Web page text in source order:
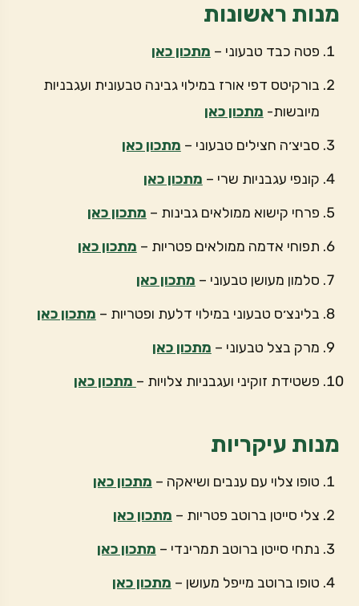
מנות ראשונות
פטה כבד טבעוני – מתכון כאן
בורקיטס דפי אורז במילוי גבינה טבעונית ועגבניות
מיובשות- מתכון כאן
סביצ׳ה חצילים טבעוני – מתכון כאן
קונפי עגבניות שרי – מתכון כאן
פרחי קישוא ממולאים גבינות – מתכון כאן
תפוחי אדמה ממולאים פטריות – מתכון כאן
סלמון מעושן טבעוני – מתכון כאן
בלינצ׳ס טבעוני במילוי דלעת ופטריות – מתכון כאן
מרק בצל טבעוני – מתכון כאן
פשטידת זוקיני ועגבניות צלויות – מתכון כאן
מנות עיקריות
טופו צלוי עם ענבים ושיאקה – מתכון כאן
צלי סייטן ברוטב פטריות – מתכון כאן
נתחי סייטן ברוטב תמרינדי – מתכון כאן
טופו ברוטב מייפל מעושן – מתכון כאן